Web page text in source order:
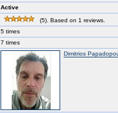
Active
(5). Based on 1 reviews.
5 times
7 times
Dimitrios